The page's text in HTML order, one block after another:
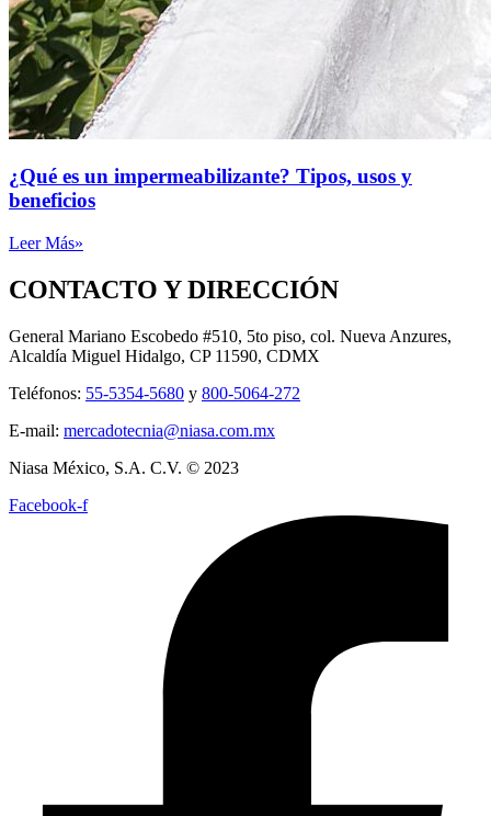
¿Qué es un impermeabilizante? Tipos, usos y
beneficios
Leer Más»
CONTACTO Y DIRECCIÓN
General Mariano Escobedo #510, 5to piso, col. Nueva Anzures,
Alcaldía Miguel Hidalgo, CP 11590, CDMX
Teléfonos: 55-5354-5680 y 800-5064-272
E-mail: mercadotecnia@niasa.com.mx
Niasa México, S.A. C.V. © 2023
Facebook-f